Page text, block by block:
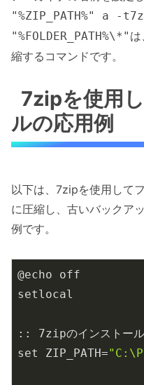
"%ZIP_PATH%" a -t7z
"%FOLDER_PATH%\*"
縮するコマンドです。
7zipを使用
ルの応用例
以下は、7zipを使用して
に圧縮し、古いバックア
例です。
@echo off
setlocal
:: 7zipのインストー
set ZIP_PATH=